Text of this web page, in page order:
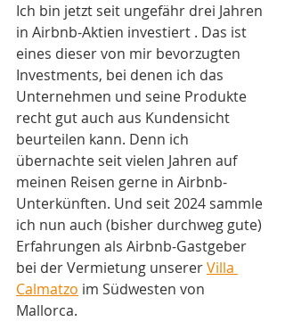
Ich bin jetzt seit ungefähr drei Jahren
in Airbnb-Aktien investiert . Das ist
eines dieser von mir bevorzugten
Investments, bei denen ich das
Unternehmen und seine Produkte
recht gut auch aus Kundensicht
beurteilen kann. Denn ich
übernachte seit vielen Jahren auf
meinen Reisen gerne in Airbnb-
Unterkünften. Und seit 2024 sammle
ich nun auch (bisher durchweg gute)
Erfahrungen als Airbnb-Gastgeber
bei der Vermietung unserer Villa
Calmatzo im Südwesten von
Mallorca.